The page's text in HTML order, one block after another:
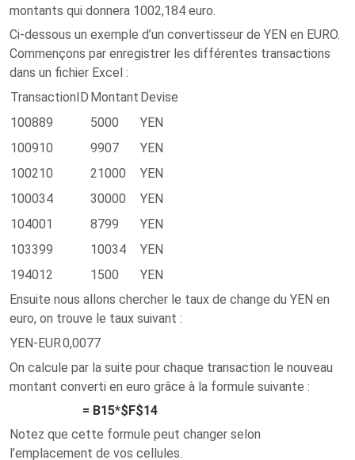
montants qui donnera 1002,184 euro.
Ci-dessous un exemple d’un convertisseur de YEN en EURO.
Commençons par enregistrer les différentes transactions
dans un fichier Excel :
TransactionID Montant Devise
100889
5000
YEN
100910
9907
YEN
100210
21000
YEN
100034
30000
YEN
104001
8799
YEN
103399
10034
YEN
194012
1500
YEN
Ensuite nous allons chercher le taux de change du YEN en
euro, on trouve le taux suivant :
YEN-EUR0,0077
On calcule par la suite pour chaque transaction le nouveau
montant converti en euro grâce à la formule suivante :
= B15*$F$14
Notez que cette formule peut changer selon
l’emplacement de vos cellules.